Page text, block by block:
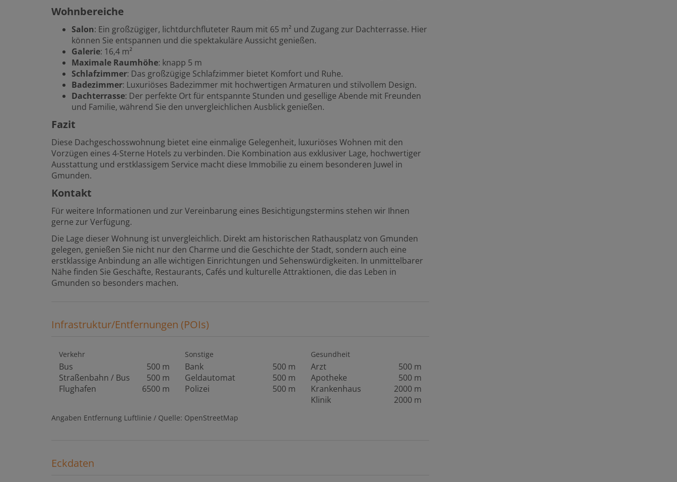
Wohnbereiche
Salon: Ein großzügiger, lichtdurchfluteter Raum mit 65 m² und Zugang zur Dachterrasse. Hier
können Sie entspannen und die spektakuläre Aussicht genießen.
Galerie: 16,4 m²
Maximale Raumhöhe: knapp 5 m
Schlafzimmer: Das großzügige Schlafzimmer bietet Komfort und Ruhe.
Badezimmer: Luxuriöses Badezimmer mit hochwertigen Armaturen und stilvollem Design.
Dachterrasse: Der perfekte Ort für entspannte Stunden und gesellige Abende mit Freunden
und Familie, während Sie den unvergleichlichen Ausblick genießen.
Fazit
Diese Dachgeschosswohnung bietet eine einmalige Gelegenheit, luxuriöses Wohnen mit den
Vorzügen eines 4-Sterne Hotels zu verbinden. Die Kombination aus exklusiver Lage, hochwertiger
Ausstattung und erstklassigem Service macht diese Immobilie zu einem besonderen Juwel in
Gmunden.
Kontakt
Für weitere Informationen und zur Vereinbarung eines Besichtigungstermins stehen wir Ihnen
gerne zur Verfügung.
Die Lage dieser Wohnung ist unvergleichlich. Direkt am historischen Rathausplatz von Gmunden
gelegen, genießen Sie nicht nur den Charme und die Geschichte der Stadt, sondern auch eine
erstklassige Anbindung an alle wichtigen Einrichtungen und Sehenswürdigkeiten. In unmittelbarer
Nähe finden Sie Geschäfte, Restaurants, Cafés und kulturelle Attraktionen, die das Leben in
Gmunden so besonders machen.
Infrastruktur/Entfernungen (POIs)
Verkehr
Bus
500 m
Straßenbahn / Bus
500 m
Flughafen
6500 m
Sonstige
Bank
500 m
Geldautomat
500 m
Polizei
500 m
Gesundheit
Arzt
500 m
Apotheke
500 m
Krankenhaus
2000 m
Klinik
2000 m
Angaben Entfernung Luftlinie / Quelle: OpenStreetMap
Eckdaten